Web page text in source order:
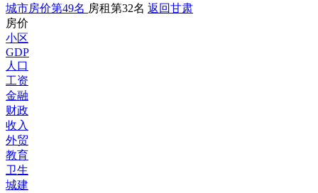
城市房价第49名 房租第32名 返回甘肃
房价
小区
GDP
人口
工资
金融
财政
收入
外贸
教育
卫生
城建